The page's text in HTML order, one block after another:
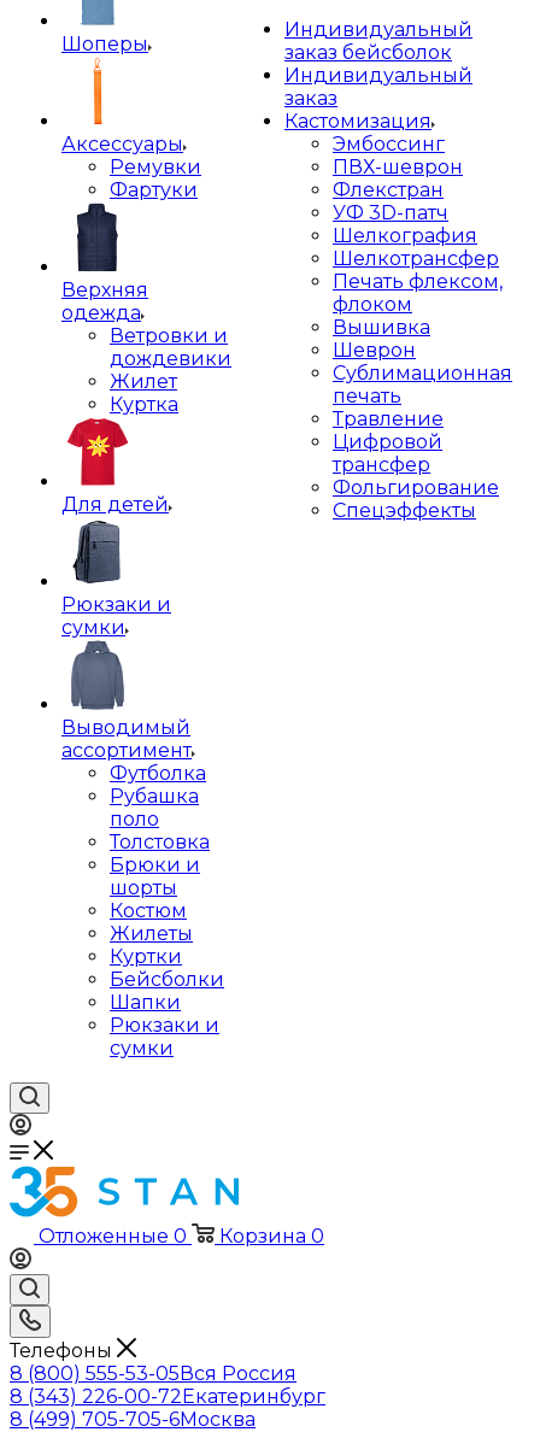
Шоперы
Аксессуары
Ремувки
Фартуки
Верхняя
одежда
Ветровки и
дождевики
Жилет
Куртка
Для детей
Рюкзаки и
сумки
Выводимый
ассортимент
Футболка
Рубашка
поло
Толстовка
Брюки и
шорты
Костюм
Жилеты
Куртки
Бейсболки
Шапки
Рюкзаки и
сумки
Индивидуальный
заказ бейсболок
Индивидуальный
заказ
Кастомизация
Эмбоссинг
ПВХ-шеврон
Флекстран
УФ 3D-патч
Шелкография
Шелкотрансфер
Печать флексом,
флоком
Вышивка
Шеврон
Сублимационная
печать
Травление
Цифровой
трансфер
Фольгирование
Спецэффекты
Отложенные 0 Корзина 0
Телефоны
8 (800) 555-53-05Вся Россия
8 (343) 226-00-72Екатеринбург
8 (499) 705-705-6Москва